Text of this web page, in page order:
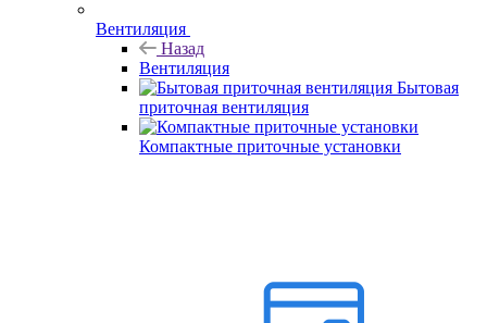
Вентиляция
Назад
Вентиляция
Бытовая
приточная вентиляция
Компактные приточные установки